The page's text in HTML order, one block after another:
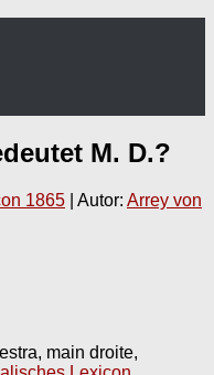
M. D.?
1865 | Autor: Arrey von
main droite,